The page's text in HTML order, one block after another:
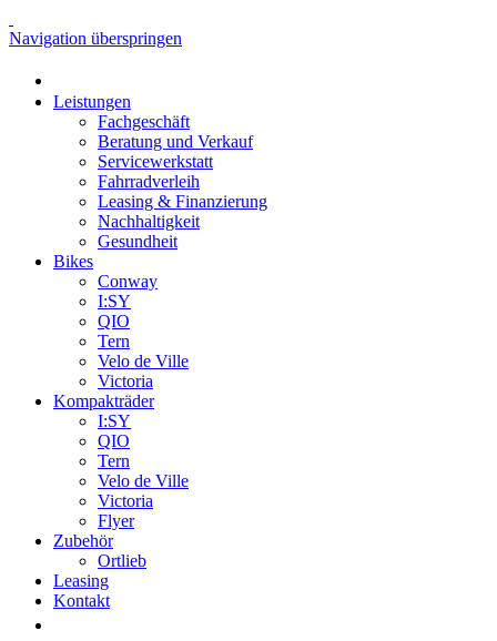
Navigation überspringen
Leistungen
Fachgeschäft
Beratung und Verkauf
Servicewerkstatt
Fahrradverleih
Leasing & Finanzierung
Nachhaltigkeit
Gesundheit
Bikes
Conway
I:SY
QIO
Tern
Velo de Ville
Victoria
Kompakträder
I:SY
QIO
Tern
Velo de Ville
Victoria
Flyer
Zubehör
Ortlieb
Leasing
Kontakt